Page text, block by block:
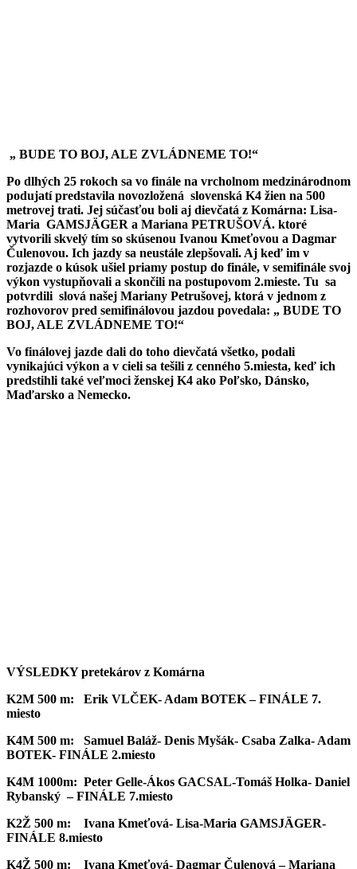
„ BUDE TO BOJ, ALE ZVLÁDNEME TO!“
Po dlhých 25 rokoch sa vo finále na vrcholnom medzinárodnom
podujatí predstavila novozložená slovenská K4 žien na 500
metrovej trati. Jej súčasťou boli aj dievčatá z Komárna: Lisa-
Maria GAMSJÄGER a Mariana PETRUŠOVÁ. ktoré
vytvorili skvelý tím so skúsenou Ivanou Kmeťovou a Dagmar
Čulenovou. Ich jazdy sa neustále zlepšovali. Aj keď im v
rozjazde o kúsok ušiel priamy postup do finále, v semifinále svoj
výkon vystupňovali a skončili na postupovom 2.mieste. Tu sa
potvrdili slová našej Mariany Petrušovej, ktorá v jednom z
rozhovorov pred semifinálovou jazdou povedala: „ BUDE TO
BOJ, ALE ZVLÁDNEME TO!“
Vo finálovej jazde dali do toho dievčatá všetko, podali
vynikajúci výkon a v cieli sa tešili z cenného 5.miesta, keď ich
predstihli také veľmoci ženskej K4 ako Poľsko, Dánsko,
Maďarsko a Nemecko.
VÝSLEDKY pretekárov z Komárna
K2M 500 m: Erik VLČEK- Adam BOTEK – FINÁLE 7.
miesto
K4M 500 m: Samuel Baláž- Denis Myšák- Csaba Zalka- Adam
BOTEK- FINÁLE 2.miesto
K4M 1000m: Peter Gelle-Ákos GACSAL-Tomáš Holka- Daniel
Rybanský – FINÁLE 7.miesto
K2Ž 500 m: Ivana Kmeťová- Lisa-Maria GAMSJÄGER-
FINÁLE 8.miesto
K4Ž 500 m: Ivana Kmeťová- Dagmar Čulenová – Mariana